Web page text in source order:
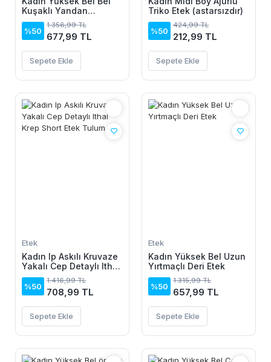
Kuşaklı Yandan
Yırtmaçlı Uzun Sandy
Etek
%50
1.356,99 TL
677,99 TL
Sepete Ekle
Triko Etek (astarsızdır)
%50
424,99 TL
212,99 TL
Sepete Ekle
Etek
Kadın Ip Askılı Kruvaze
Yakalı Cep Detaylı Ithal
Krep Short Etek Tulum
%50
1.416,99 TL
708,99 TL
Sepete Ekle
Etek
Kadın Yüksek Bel Uzun
Yırtmaçlı Deri Etek
%50
1.315,99 TL
657,99 TL
Sepete Ekle